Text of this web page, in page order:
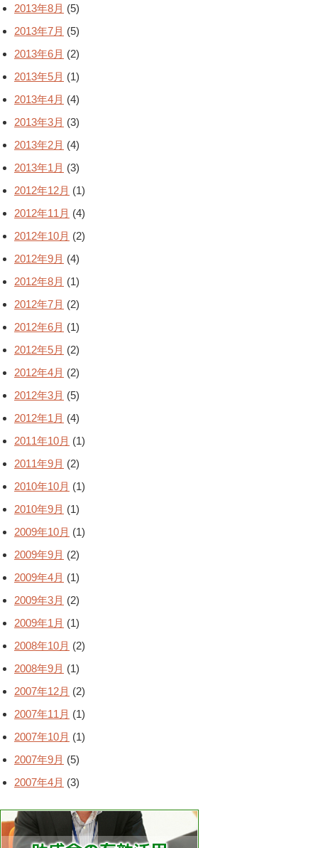
2013年8月 (5)
2013年7月 (5)
2013年6月 (2)
2013年5月 (1)
2013年4月 (4)
2013年3月 (3)
2013年2月 (4)
2013年1月 (3)
2012年12月 (1)
2012年11月 (4)
2012年10月 (2)
2012年9月 (4)
2012年8月 (1)
2012年7月 (2)
2012年6月 (1)
2012年5月 (2)
2012年4月 (2)
2012年3月 (5)
2012年1月 (4)
2011年10月 (1)
2011年9月 (2)
2010年10月 (1)
2010年9月 (1)
2009年10月 (1)
2009年9月 (2)
2009年4月 (1)
2009年3月 (2)
2009年1月 (1)
2008年10月 (2)
2008年9月 (1)
2007年12月 (2)
2007年11月 (1)
2007年10月 (1)
2007年9月 (5)
2007年4月 (3)